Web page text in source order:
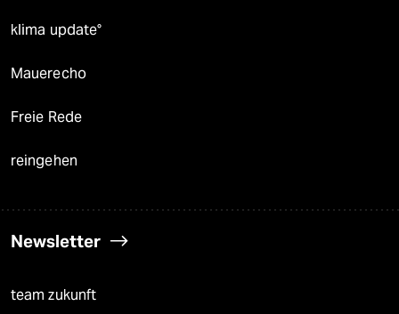
klima update°
Mauerecho
Freie Rede
reingehen
Newsletter
team zukunft